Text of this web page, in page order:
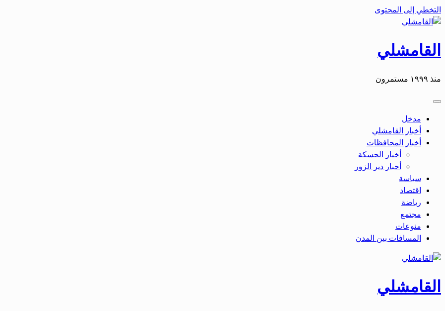
التخطي إلى المحتوى
القامشلي
منذ ١٩٩٩ مستمرون
مدخل
أخبار القامشلي
أخبار المحافظات
أخبار الحسكة
أحبار دير الزور
سياسة
اقتصاد
رياضة
مجتمع
منوعات
المسافات بين المدن
القامشلي